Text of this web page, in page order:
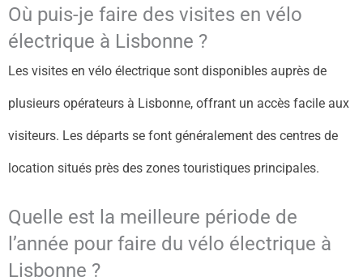
Où puis-je faire des visites en vélo
électrique à Lisbonne ?
Les visites en vélo électrique sont disponibles auprès de
plusieurs opérateurs à Lisbonne, offrant un accès facile aux
visiteurs. Les départs se font généralement des centres de
location situés près des zones touristiques principales.
Quelle est la meilleure période de
l’année pour faire du vélo électrique à
Lisbonne ?